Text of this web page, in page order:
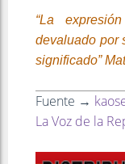
“La
devaluado por
significado”
Fuente →
La Voz de la